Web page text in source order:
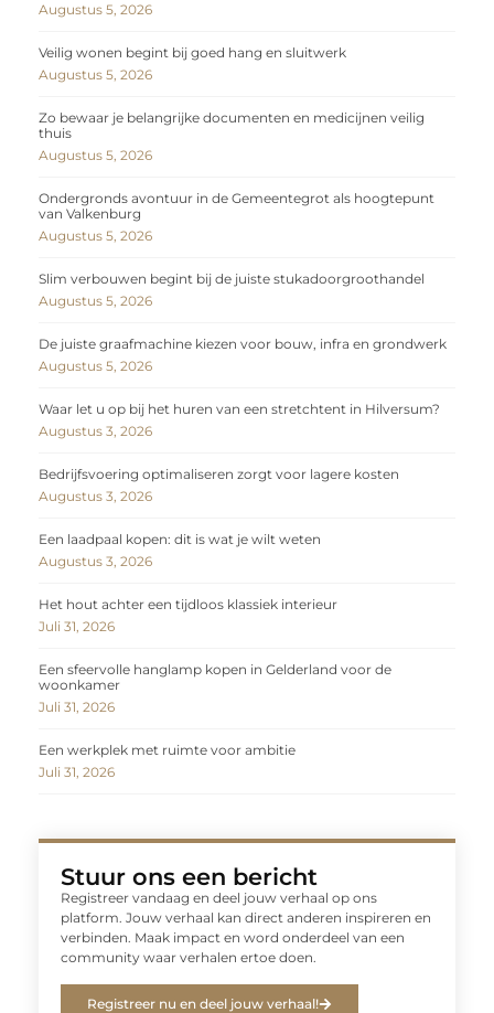
Augustus 5, 2026
Veilig wonen begint bij goed hang en sluitwerk
Augustus 5, 2026
Zo bewaar je belangrijke documenten en medicijnen veilig
thuis
Augustus 5, 2026
Ondergronds avontuur in de Gemeentegrot als hoogtepunt
van Valkenburg
Augustus 5, 2026
Slim verbouwen begint bij de juiste stukadoorgroothandel
Augustus 5, 2026
De juiste graafmachine kiezen voor bouw, infra en grondwerk
Augustus 5, 2026
Waar let u op bij het huren van een stretchtent in Hilversum?
Augustus 3, 2026
Bedrijfsvoering optimaliseren zorgt voor lagere kosten
Augustus 3, 2026
Een laadpaal kopen: dit is wat je wilt weten
Augustus 3, 2026
Het hout achter een tijdloos klassiek interieur
Juli 31, 2026
Een sfeervolle hanglamp kopen in Gelderland voor de
woonkamer
Juli 31, 2026
Een werkplek met ruimte voor ambitie
Juli 31, 2026
Stuur ons een bericht
Registreer vandaag en deel jouw verhaal op ons
platform. Jouw verhaal kan direct anderen inspireren en
verbinden. Maak impact en word onderdeel van een
community waar verhalen ertoe doen.
Registreer nu en deel jouw verhaal!